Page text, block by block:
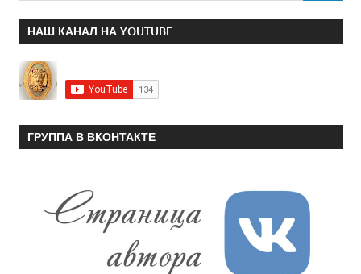
НАШ КАНАЛ НА YOUTUBE
ГРУППА В ВКОНТАКТЕ